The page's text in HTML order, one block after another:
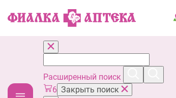
Расширенный поиск
6 Закрыть поиск